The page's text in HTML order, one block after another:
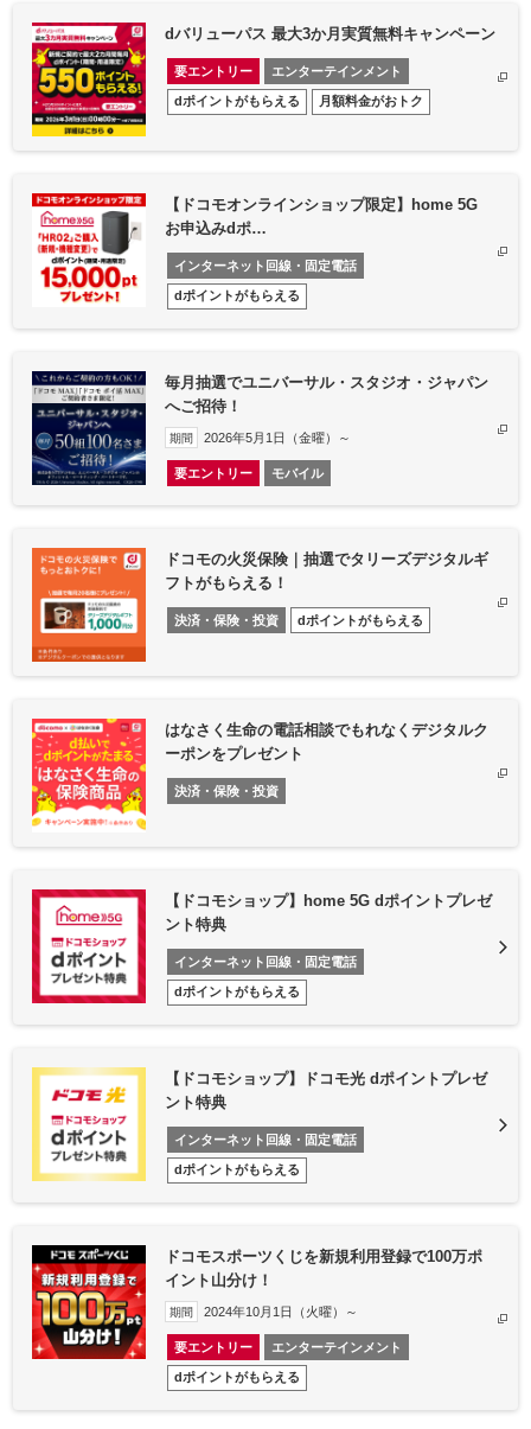
dバリューパス 最大3か月実質無料キャンペーン
要エントリー エンターテインメント
dポイントがもらえる 月額料金がおトク
【ドコモオンラインショップ限定】home 5G
お申込みdポ…
インターネット回線・固定電話
dポイントがもらえる
毎月抽選でユニバーサル・スタジオ・ジャパン
へご招待！​
期間 2026年5月1日（金曜）～
要エントリー モバイル
ドコモの火災保険｜抽選でタリーズデジタルギ
フトがもらえる！
決済・保険・投資 dポイントがもらえる
はなさく生命の電話相談でもれなくデジタルク
ーポンをプレゼント
決済・保険・投資
【ドコモショップ】home 5G dポイントプレゼ
ント特典
インターネット回線・固定電話
dポイントがもらえる
【ドコモショップ】ドコモ光 dポイントプレゼ
ント特典
インターネット回線・固定電話
dポイントがもらえる
ドコモスポーツくじを新規利用登録で100万ポ
イント山分け！
期間 2024年10月1日（火曜）～
要エントリー エンターテインメント
dポイントがもらえる